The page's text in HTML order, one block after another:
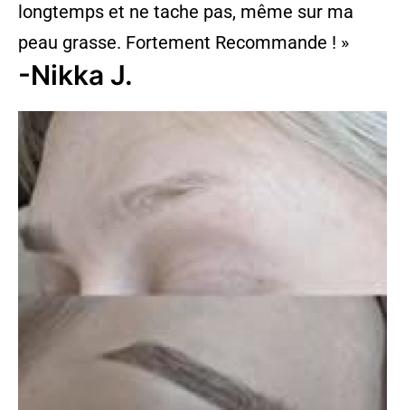
longtemps et ne tache pas, même sur ma
peau grasse. Fortement Recommande ! »
-Nikka J.